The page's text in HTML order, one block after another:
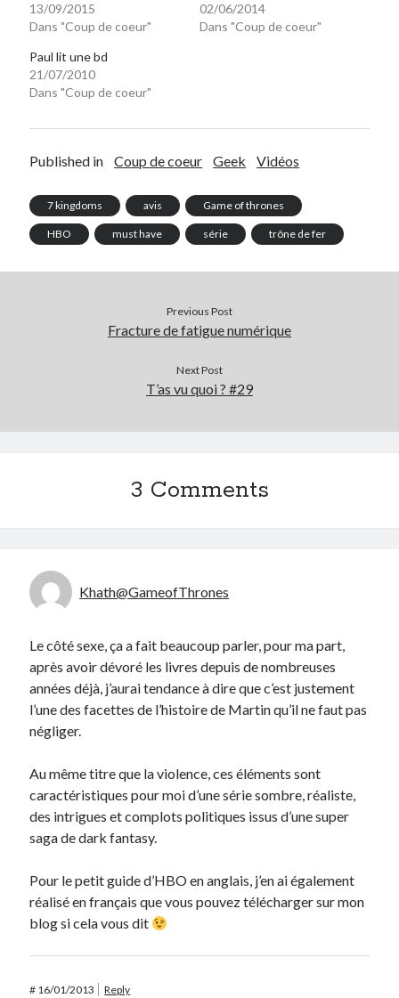
13/09/2015
Dans "Coup de coeur"
02/06/2014
Dans "Coup de coeur"
Paul lit une bd
21/07/2010
Dans "Coup de coeur"
Published in Coup de coeur Geek Vidéos
7 kingdoms avis Game of thrones
HBO must have série trône de fer
Previous Post
Fracture de fatigue numérique
Next Post
T’as vu quoi ? #29
3 Comments
Khath@GameofThrones
Le côté sexe, ça a fait beaucoup parler, pour ma part,
après avoir dévoré les livres depuis de nombreuses
années déjà, j’aurai tendance à dire que c’est justement
l’une des facettes de l’histoire de Martin qu’il ne faut pas
négliger.
Au même titre que la violence, ces éléments sont
caractéristiques pour moi d’une série sombre, réaliste,
des intrigues et complots politiques issus d’une super
saga de dark fantasy.
Pour le petit guide d’HBO en anglais, j’en ai également
réalisé en français que vous pouvez télécharger sur mon
blog si cela vous dit
# 16/01/2013 Reply